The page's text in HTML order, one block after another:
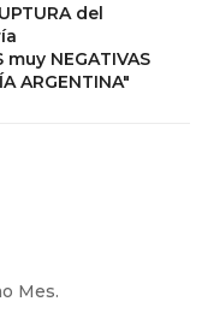
del
muy NEGATIVAS
ARGENTINA"
Mes.